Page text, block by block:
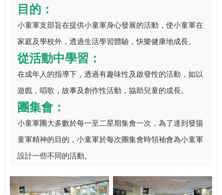
目的：
小童軍支部旨在提供小童軍身心發展的活動，使小童軍在
家庭及學校外，透過生活學習體驗，快樂健康地成長。
從活動中學習：
在成年人的指導下，透過有趣味性及啟發性的活動，如以
遊戲，唱歌，故事及創作性活動，協助兒童的成長。
團集會：
小童軍團大多數於每一至二星期集會一次，為了達到發揚
童軍精神的目的，小童軍於每次團集會時領袖會為小童軍
設計一些不同的活動。